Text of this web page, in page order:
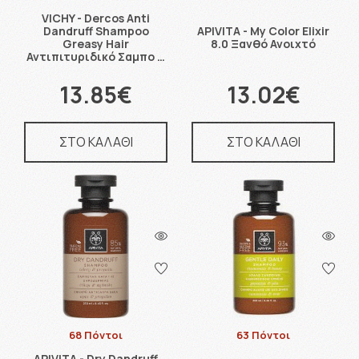
VICHY - Dercos Anti
Dandruff Shampoo
Greasy Hair
Αντιπιτυριδικό Σαμπο …
13.85€
ΣΤΟ ΚΑΛΑΘΙ
APIVITA - Μy Color Elixir
8.0 Ξανθό Ανοιχτό
13.02€
ΣΤΟ ΚΑΛΑΘΙ
68 Πόντοι 63 Πόντοι